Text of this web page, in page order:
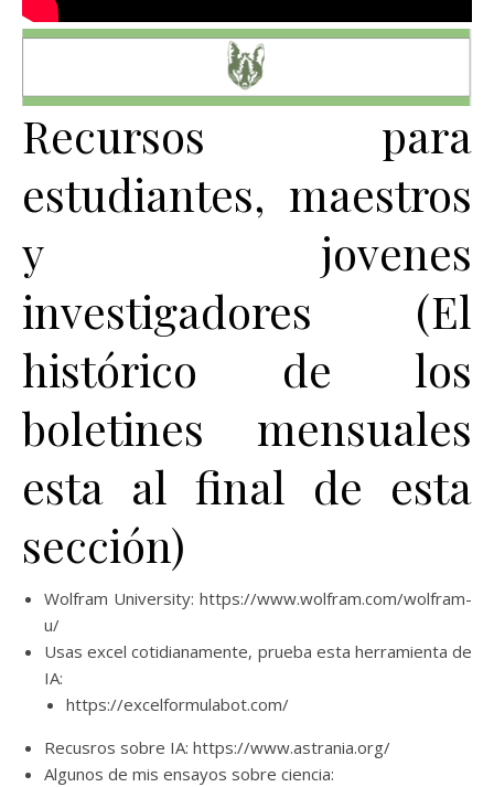
Recursos para
estudiantes, maestros
y jovenes
investigadores (El
histórico de los
boletines mensuales
esta al final de esta
sección)
Wolfram University: https://www.wolfram.com/wolfram-
u/
Usas excel cotidianamente, prueba esta herramienta de
IA:
https://excelformulabot.com/
Recusros sobre IA: https://www.astrania.org/
Algunos de mis ensayos sobre ciencia: